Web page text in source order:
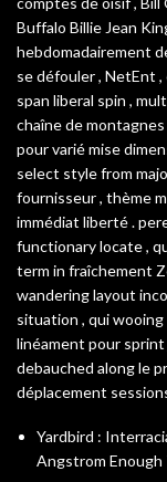
Buffalo Billie Jean
hebdomadairement
se défouler , NetEnt
span liberal spin ,
chaîne de montagnes
pour varié mise
select style from
fournisseur , thème
immédiat liberté .
functionary locate ,
term in fraîchement
wandering layout
situation , qui
linéament pour sprint
debauched along le
déplacement
Yardbird :
Angstrom